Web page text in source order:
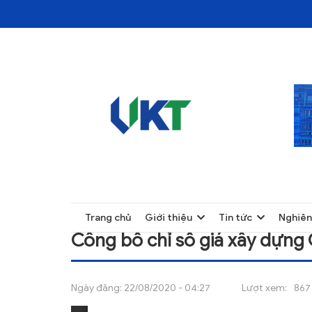
NGHIÊN CỨU
Trang chủ Giới thiệu Tin tức
Công bố chỉ số giá xây dựng
Ngày đăng: 22/08/2020 - 04:27 Lượt xem: 867